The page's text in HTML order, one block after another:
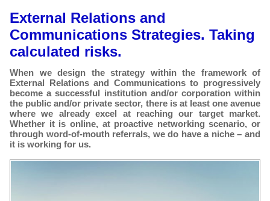
External Relations and
Communications Strategies. Taking
calculated risks.
When we design the strategy within the framework of
External Relations and Communications to progressively
become a successful institution and/or corporation within
the public and/or private sector, there is at least one avenue
where we already excel at reaching our target market.
Whether it is online, at proactive networking scenario, or
through word-of-mouth referrals, we do have a niche – and
it is working for us.